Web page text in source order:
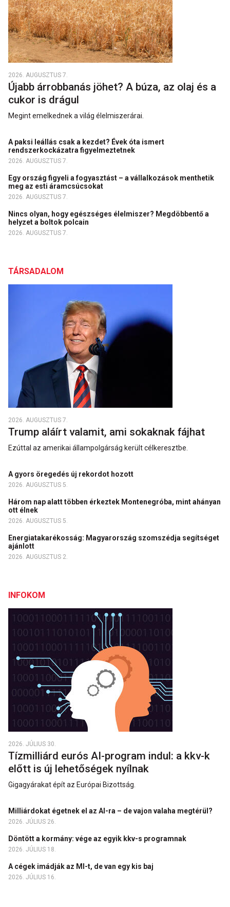
2026. AUGUSZTUS 7.
Újabb árrobbanás jöhet? A búza, az olaj és a
cukor is drágul
Megint emelkednek a világ élelmiszerárai.
A paksi leállás csak a kezdet? Évek óta ismert
rendszerkockázatra figyelmeztetnek
2026. AUGUSZTUS 7.
Egy ország figyeli a fogyasztást – a vállalkozások menthetik
meg az esti áramcsúcsokat
2026. AUGUSZTUS 7.
Nincs olyan, hogy egészséges élelmiszer? Megdöbbentő a
helyzet a boltok polcain
2026. AUGUSZTUS 7.
TÁRSADALOM
2026. AUGUSZTUS 7.
Trump aláírt valamit, ami sokaknak fájhat
Ezúttal az amerikai állampolgárság került célkeresztbe.
A gyors öregedés új rekordot hozott
2026. AUGUSZTUS 5.
Három nap alatt többen érkeztek Montenegróba, mint ahányan
ott élnek
2026. AUGUSZTUS 5.
Energiatakarékosság: Magyarország szomszédja segítséget
ajánlott
2026. AUGUSZTUS 2.
INFOKOM
2026. JÚLIUS 30.
Tízmilliárd eurós AI-program indul: a kkv-k
előtt is új lehetőségek nyílnak
Gigagyárakat épít az Európai Bizottság.
Milliárdokat égetnek el az AI-ra – de vajon valaha megtérül?
2026. JÚLIUS 26.
Döntött a kormány: vége az egyik kkv-s programnak
2026. JÚLIUS 18.
A cégek imádják az MI-t, de van egy kis baj
2026. JÚLIUS 16.